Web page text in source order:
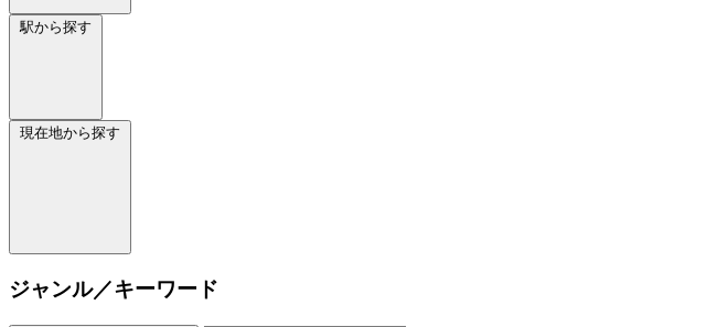
駅から探す
現在地から探す
ジャンル／キーワード